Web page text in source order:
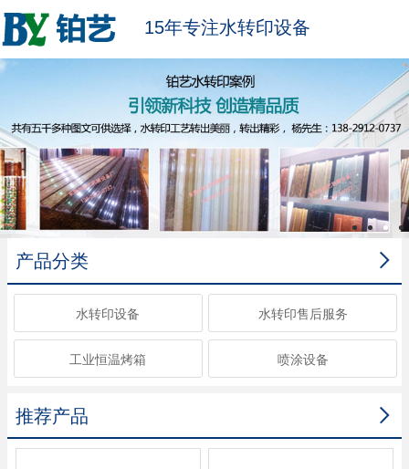
15年专注水转印设备

产品分类
水转印设备 水转印售后服务
工业恒温烤箱 喷涂设备

推荐产品